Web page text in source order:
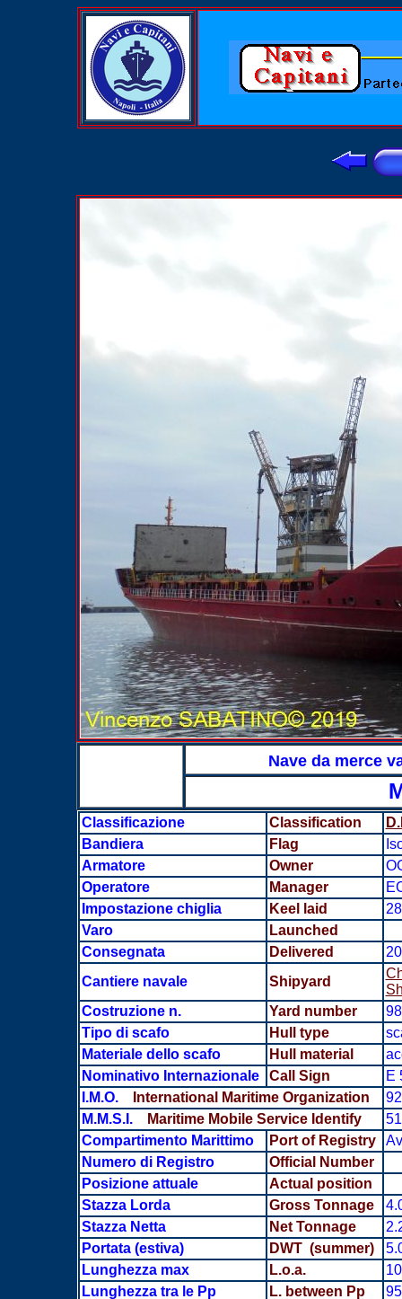
Nave da merce
Classificazione Classification
Bandiera
Flag
Armatore
Owner
Operatore
Manager
Impostazione chiglia
Keel laid
Varo
Launched
Consegnata
Delivered
Cantiere navale
Shipyard
Costruzione n.
Yard number
Tipo di scafo
Hull type
Materiale dello scafo
Hull material
Nominativo Internazionale
Call Sign
E
I.M.O.
International Maritime Organization
M.M.S.I.
Maritime Mobile Service Identify
Compartimento Marittimo
Port of Registry
Numero di Registro
Official Number
Posizione attuale
Actual position
Stazza Lorda
Gross Tonnage
Stazza Netta
Net Tonnage
Portata(estiva) DWT (summer)
Lunghezza max
L.o.a.
Lunghezza tra le Pp
L. between Pp